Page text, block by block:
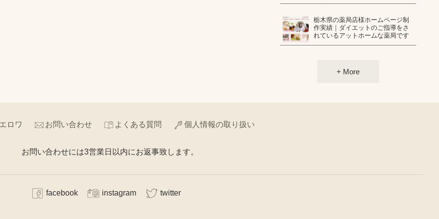
栃木県の薬局店様ホームページ制
作実績｜ダイエットのご指導をさ
れているアットホームな薬局です
+ More
ロワ お問い合わせ よくある質問 個人情報の取り扱い
お問い合わせには3営業日以内にお返事致します。
facebook instagram twitter